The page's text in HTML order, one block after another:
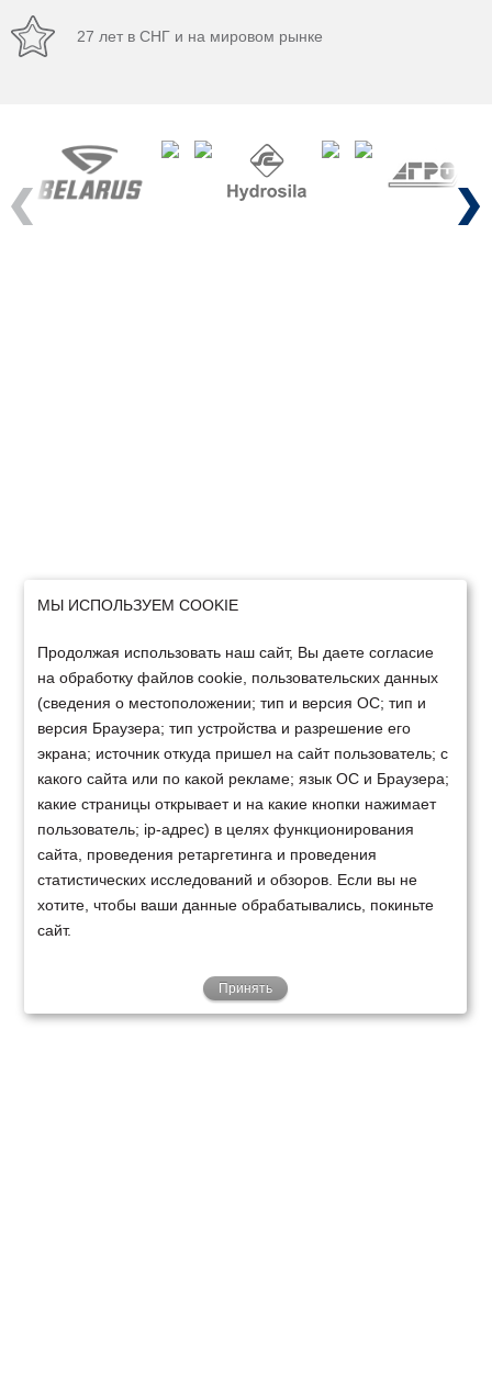
27 лет в СНГ и на мировом рынке
Previous Next
МЫ ИСПОЛЬЗУЕМ COOKIE
Продолжая использовать наш сайт, Вы даете согласие
на обработку файлов cookie, пользовательских данных
(сведения о местоположении; тип и версия ОС; тип и
версия Браузера; тип устройства и разрешение его
экрана; источник откуда пришел на сайт пользователь; с
какого сайта или по какой рекламе; язык ОС и Браузера;
какие страницы открывает и на какие кнопки нажимает
пользователь; ip-адрес) в целях функционирования
сайта, проведения ретаргетинга и проведения
статистических исследований и обзоров. Если вы не
хотите, чтобы ваши данные обрабатывались, покиньте
сайт.
Принять